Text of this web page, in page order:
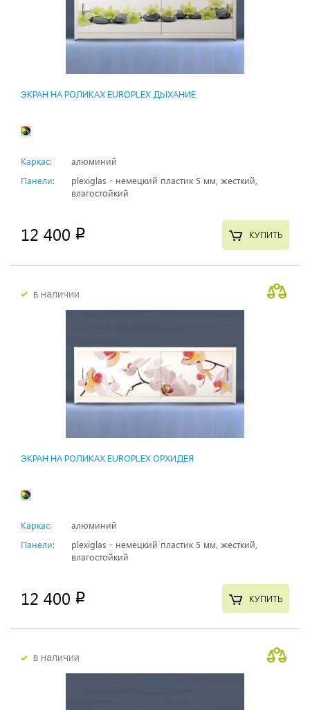
ЭКРАН НА РОЛИКАХ EUROPLEX ДЫХАНИЕ
Каркас:
алюминий
Панели:
plexiglas - немецкий пластик 5 мм, жесткий,
влагостойкий
12 400 p КУПИТЬ
в наличии
ЭКРАН НА РОЛИКАХ EUROPLEX ОРХИДЕЯ
Каркас:
алюминий
Панели:
plexiglas - немецкий пластик 5 мм, жесткий,
влагостойкий
12 400 p КУПИТЬ
в наличии